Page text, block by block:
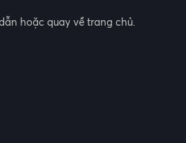
hoặc quay về trang chủ.